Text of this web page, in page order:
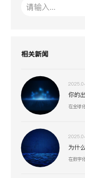
相关新闻
你的
为什